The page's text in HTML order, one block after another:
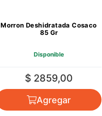
Morron Deshidratada Cosaco
85 Gr
Disponible
$ 2859,00
Agregar